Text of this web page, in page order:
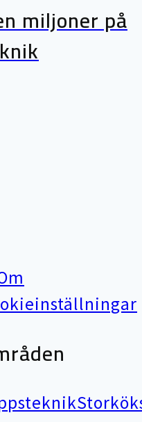
miljoner på